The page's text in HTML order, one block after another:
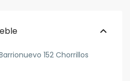
152 Chorrillos